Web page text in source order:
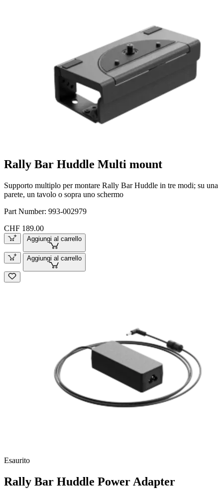
Rally Bar Huddle Multi mount
Supporto multiplo per montare Rally Bar Huddle in tre modi; su una
parete, un tavolo o sopra uno schermo
Part Number: 993-002979
CHF 189.00
Aggiungi al carrello
Aggiungi al carrello
Esaurito
Rally Bar Huddle Power Adapter